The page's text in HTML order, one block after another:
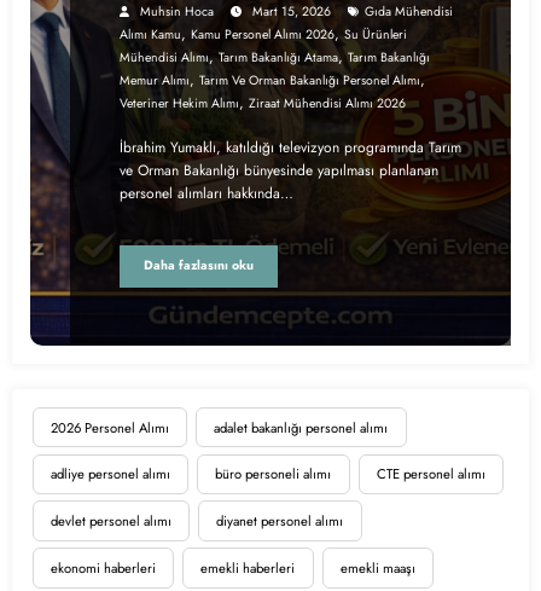
2026 Personel Alımı adalet bakanlığı personel alımı
adliye personel alımı büro personeli alımı CTE personel alımı
devlet personel alımı diyanet personel alımı
ekonomi haberleri emekli haberleri emekli maaşı
Muhsin Hoca Mart 15, 2026
Gıda Mühendisi
Alımı Kamu, Kamu Personel Alımı 2026, Su Ürünleri
Mühendisi Alımı,Tarım Bakanlığı Atama,Tarım Bakanlığı
Memur Alımı, Tarım Ve Orman Bakanlığı Personel Alımı,
Veteriner Hekim Alımı, Ziraat Mühendisi Alımı 2026
İbrahim Yumaklı, katıldığı televizyon programında Tarım
ve Orman Bakanlığı bünyesinde yapılması planlanan
personel alımları hakkında…
Daha fazlasını oku